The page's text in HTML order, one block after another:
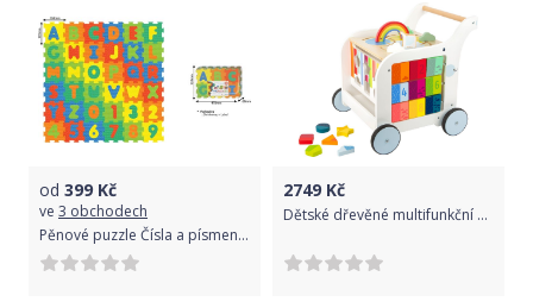
od 399 Kč
ve 3 obchodech
Pěnové puzzle Čísla a písmena 36 ks
2749 Kč
Dětské dřevěné multifunkční chodítko Kostka - Slon